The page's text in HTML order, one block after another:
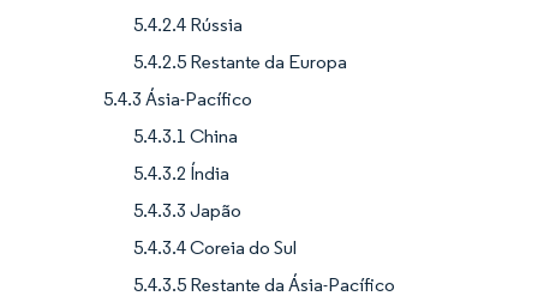
5.4.2.4 Rússia
5.4.2.5 Restante da Europa
5.4.3 Ásia-Pacífico
5.4.3.1 China
5.4.3.2 Índia
5.4.3.3 Japão
5.4.3.4 Coreia do Sul
5.4.3.5 Restante da Ásia-Pacífico